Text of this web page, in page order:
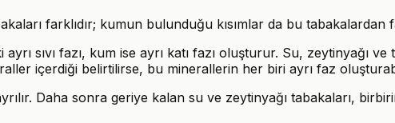
farklıdır; kumun bulunduğu kısımlar da bu tabakalardan
sıvı fazı, kum ise ayrı katı fazı oluşturur. Su, zeytinyağı
içerdiği belirtilirse, bu minerallerin her biri ayrı faz
Daha sonra geriye kalan su ve zeytinyağı tabakaları,